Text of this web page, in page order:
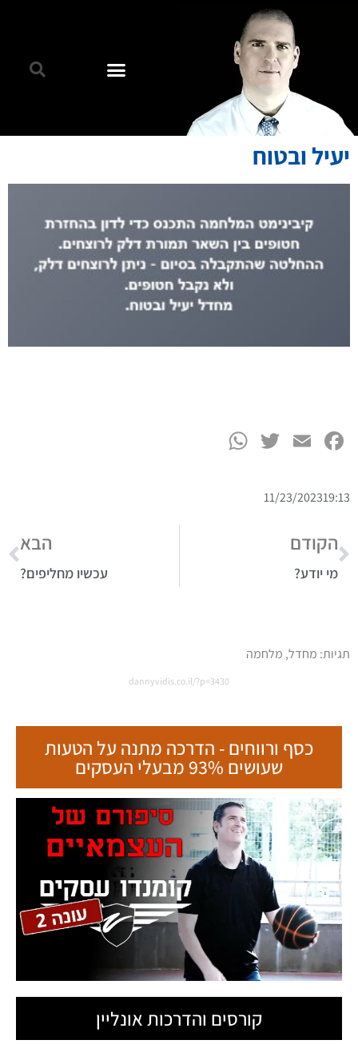
יעיל ובטוח
Facebook
Email
Twitter
19:13
11/23/2023
הקודם
מי יודע?
הבא
עכשיו מחליפים?
תגיות: מחדל, מלחמה
dannyvidis.co.il/?p=3430
כסף ורווחים - הדרכה מתנה על הטעות
שעושים 93% מבעלי העסקים
קורסים והדרכות אונליין